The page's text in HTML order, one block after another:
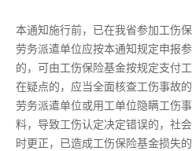
本通知施行前，已在我省参加工伤
劳务派遣单位应按本通知规定申报
的，可由工伤保险基金按规定支付
在疑点的，应当全面核查工伤事故
劳务派遣单位或用工单位隐瞒工伤
料，导致工伤认定决定错误的，社
时更正，已造成工伤保险基金损失的